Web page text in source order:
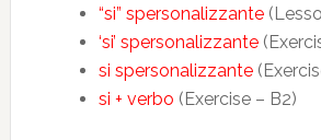
“si” spersonalizzante
‘si’ spersonalizzante
si spersonalizzante
si + verbo (Exercise – B2)